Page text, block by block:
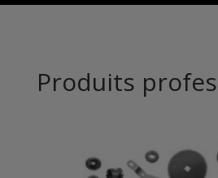
Produits